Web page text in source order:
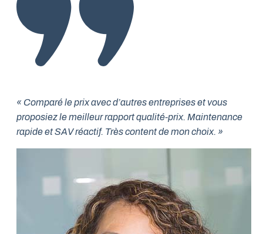
« Comparé le prix avec d’autres entreprises et vous
proposiez le meilleur rapport qualité-prix. Maintenance
rapide et SAV réactif. Très content de mon choix. »